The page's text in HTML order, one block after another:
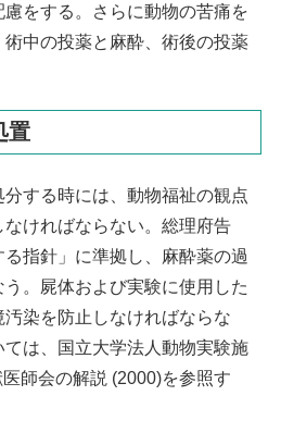
をする。さらに動物の苦痛を
中の投薬と麻酔、術後の投薬
置
する時には、動物福祉の観点
ければならない。総理府告
指針」に準拠し、麻酔薬の過
。屍体および実験に使用した
染を防止しなければならな
は、国立大学法人動物実験施
師会の解説 (2000)を参照す